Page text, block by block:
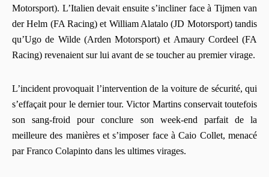
Motorsport). L’Italien devait ensuite s’incliner face à Tijmen van
der Helm (FA Racing) et William Alatalo (JD Motorsport) tandis
qu’Ugo de Wilde (Arden Motorsport) et Amaury Cordeel (FA
Racing) revenaient sur lui avant de se toucher au premier virage.
L’incident provoquait l’intervention de la voiture de sécurité, qui
s’effaçait pour le dernier tour. Victor Martins conservait toutefois
son sang-froid pour conclure son week-end parfait de la
meilleure des manières et s’imposer face à Caio Collet, menacé
par Franco Colapinto dans les ultimes virages.